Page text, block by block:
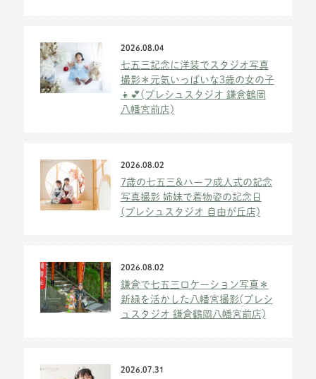
2026.08.04
七五三記念に洋装でスタジオ写真
撮影＊元気いっぱいな3歳の女の子
👧💕(プレシュスタジオ 鎌倉鶴岡
八幡宮前店)
2026.08.02
7歳の七五三&ハーフ成人式の記念
写真撮影 姉妹で着物姿の記念日
(プレシュスタジオ 自由が丘店)
2026.08.02
鎌倉で七五三ロケーション写真＊
新緑を活かした八幡宮撮影(プレシ
ュスタジオ 鎌倉鶴岡八幡宮前店)
2026.07.31